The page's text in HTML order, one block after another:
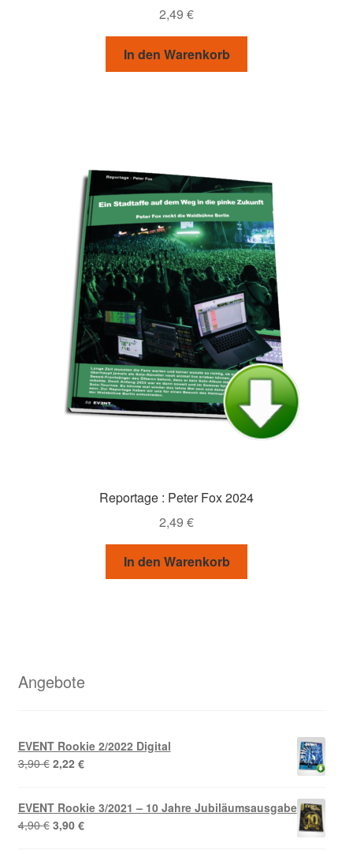
2,49 €
In den Warenkorb
Reportage : Peter Fox 2024
2,49 €
In den Warenkorb
Angebote
EVENT Rookie 2/2022 Digital
3,90€ Ursprünglicher
3,90 €
2,22 €Aktueller
2,22 €.
EVENT Rookie 3/2021 – 10 Jahre Jubiläumsausgabe
4,90€ Ursprünglicher
3,90 €Aktueller